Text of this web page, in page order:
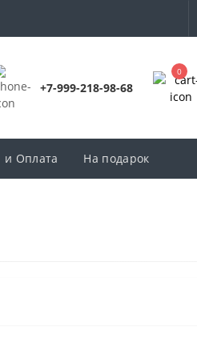
+7-999-218-98-68
0
и Оплата На подарок